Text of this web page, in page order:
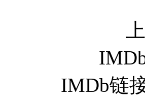
IMDb链